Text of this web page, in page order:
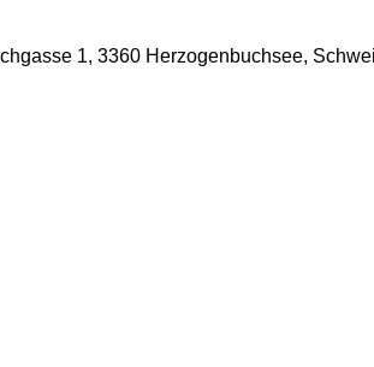
1, 3360 Herzogenbuchsee,